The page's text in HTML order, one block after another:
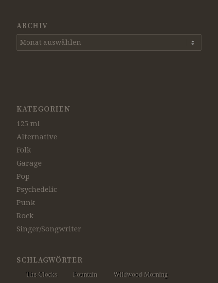
ARCHIV
KATEGORIEN
125 ml
Alternative
Folk
Garage
Pop
Psychedelic
Punk
Rock
Singer/Songwriter
SCHLAGWÖRTER
The Clocks
Fountain
Wildwood Morning